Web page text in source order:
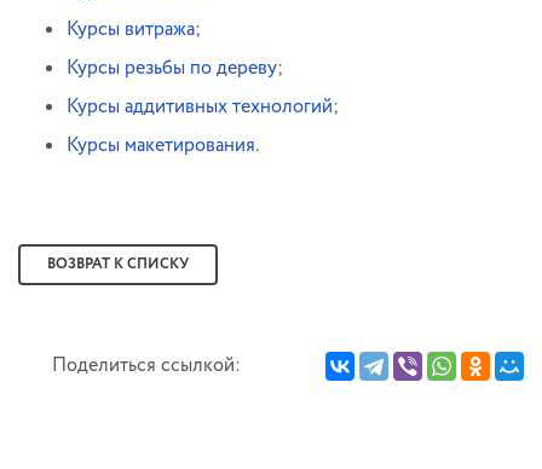
Курсы витража;
Курсы резьбы по дереву;
Курсы аддитивных технологий;
Курсы макетирования.
ВОЗВРАТ К СПИСКУ
Поделиться ссылкой: